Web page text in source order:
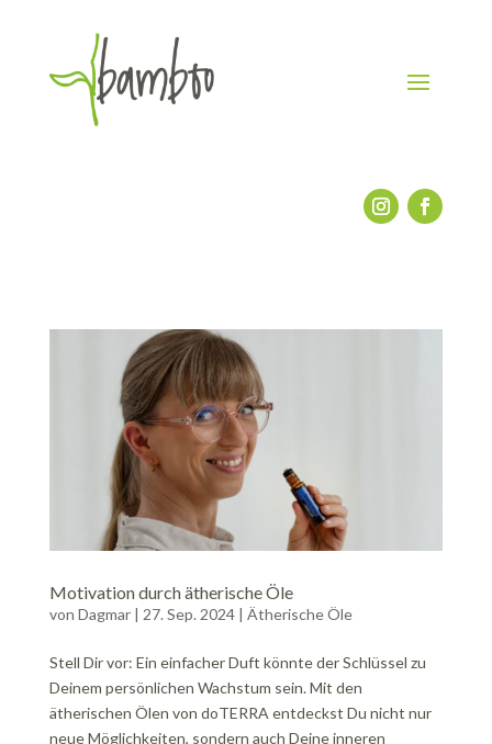
Motivation durch ätherische Öle
von Dagmar| 27. Sep. 2024| Ätherische Öle
Stell Dir vor: Ein einfacher Duft könnte der Schlüssel zu
Deinem persönlichen Wachstum sein. Mit den
ätherischen Ölen von doTERRA entdeckst Du nicht nur
neue Möglichkeiten, sondern auch Deine inneren